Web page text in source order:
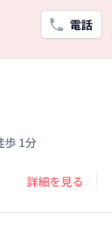
電話
歩 1分
詳細を見る